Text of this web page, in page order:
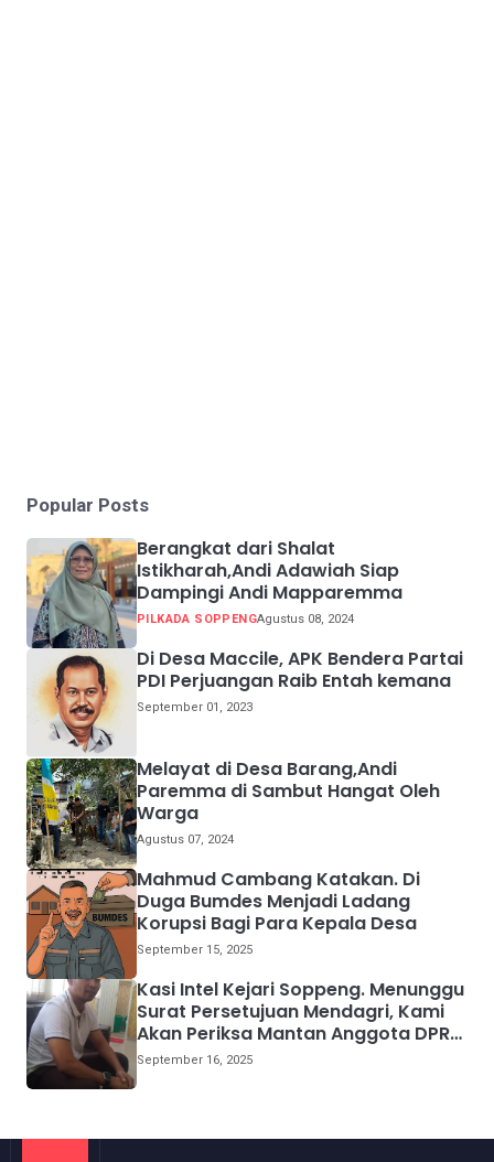
Popular Posts
Berangkat dari Shalat
Istikharah,Andi Adawiah Siap
Dampingi Andi Mapparemma
PILKADA SOPPENGAgustus 08, 2024
Di Desa Maccile, APK Bendera Partai
PDI Perjuangan Raib Entah kemana
September 01, 2023
Melayat di Desa Barang,Andi
Paremma di Sambut Hangat Oleh
Warga
Agustus 07, 2024
Mahmud Cambang Katakan. Di
Duga Bumdes Menjadi Ladang
Korupsi Bagi Para Kepala Desa
September 15, 2025
Kasi Intel Kejari Soppeng. Menunggu
Surat Persetujuan Mendagri, Kami
Akan Periksa Mantan Anggota DPRD
Provinsi Sulsel
September 16, 2025